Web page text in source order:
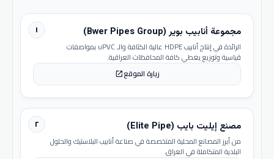
١ مجموعة أنابيب بوير (Bwer Pipes Group)
الرائدة في إنتاج أنابيب HDPE عالية الكثافة والـ uPVC بمواصفات
قياسية وتوزيع يغطي كافة المحافظات العراقية.
زيارة الموقعopen_in_new
٢ مصنع إيليت بايب (Elite Pipe)
من أبرز المصانع المحلية المتخصصة في صناعة أنابيب البلاستيك والحلول
البلدية المتكاملة في العراق.